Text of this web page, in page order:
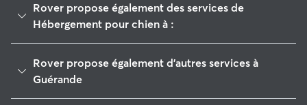
Rover propose également des services de
Hébergement pour chien à :
Piriac-sur-Mer
Rover propose également d'autres services à
Guérande